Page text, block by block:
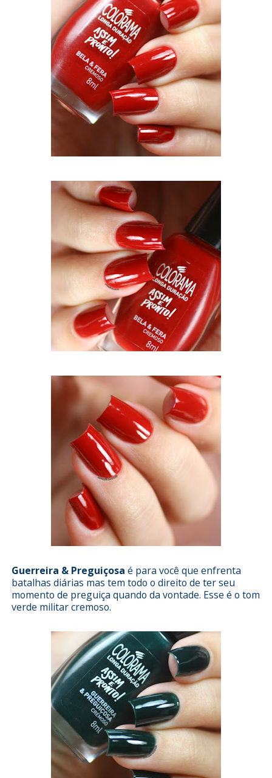
Guerreira & Preguiçosa é para você que enfrenta
batalhas diárias mas tem todo o direito de ter seu
momento de preguiça quando da vontade. Esse é o tom
verde militar cremoso.